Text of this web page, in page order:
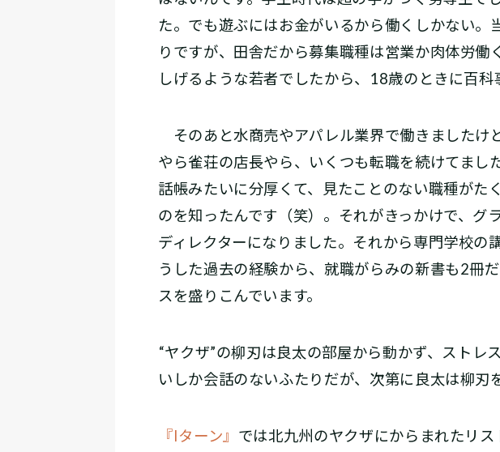
た。でも遊ぶにはお金がいるから働くしかない
りですが、田舎だから募集職種は営業か肉体労
しげるような若者でしたから、18歳のときに百
そのあと水商売やアパレル業界で働きましたけ
やら雀荘の店長やら、いくつも転職を続けてま
話帳みたいに分厚くて、見たことのない職種がた
のを知ったんです（笑）。それがきっかけで、グ
ディレクターになりました。それから専門学校の
うした過去の経験から、就職がらみの新書も2冊
スを盛りこんでいます。
――“ヤクザ”の柳刃は良太の部屋から動かず、スト
いしか会話のないふたりだが、次第に良太は柳刃
『Iターン』 では北九州のヤクザにからまれたリ